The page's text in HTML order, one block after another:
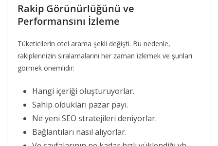
Rakip Görünürlüğünü ve
Performansını İzleme
Tüketicilerin otel arama şekli değişti. Bu nedenle,
rakiplerinizin sıralamalarını her zaman izlemek ve şunları
görmek önemlidir:
Hangi içeriği oluşturuyorlar.
Sahip oldukları pazar payı.
Ne yeni SEO stratejileri deniyorlar.
Bağlantıları nasıl alıyorlar.